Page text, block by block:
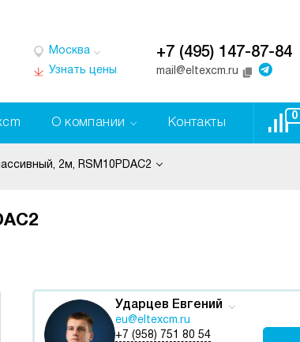
Москва
Узнать цены
+7 (495) 147-87-84
mail@eltexcm.ru
О компании Контакты
0
2м, RSM10PDAC2
Ударцев Евгений
eu@eltexcm.ru
+7 (958) 751 80 54